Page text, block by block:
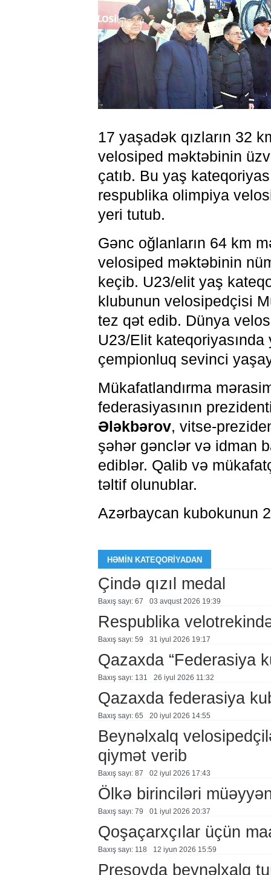
17 yaşadək qızların 32
velosiped məktəbinin
çatıb. Bu yaş
respublika olimpiya
yeri tutub.
Gənc oğlanların 64 km
velosiped məktəbinin
keçib. U23/elit yaş
klubunun velosipedçisi
tez qət edib. Dünya
U23/Elit kateqoriyasında
çempionluq sevinci
Mükafatlandırma
federasiyasının
Ələkbərov, vitse-
şəhər gənclər və idman
ediblər. Qalib və
təltif olunublar.
Azərbaycan kubokunun
HƏMIN KATEQORIYADAN
Çində qızıl medal
Baxış sayı: 67 03 avqust 2026 19:39
Respublika
Baxış sayı: 59 31 i̇yul 2026 19:17
Qazaxda “Federasiya
Baxış sayı: 131 26 i̇yul 2026 11:32
Qazaxda federasiya
Baxış sayı: 65 20 i̇yul 2026 14:55
Beynəlxalq
qiymət verib
Baxış sayı: 87 02 i̇yul 2026 17:43
Ölkə birinciləri
Baxış sayı: 79 01 i̇yul 2026 20:37
Qoşaçarxçılar üçün
Baxış sayı: 118 12 i̇yun 2026 15:59
Presovda beynəlxalq